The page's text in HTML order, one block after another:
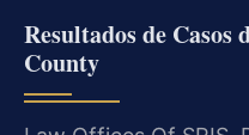
Resultados de Casos
County